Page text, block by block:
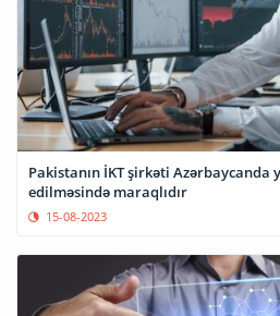
Pakistanın İKT şirkəti
edilməsində maraqlıdır
15-08-2023